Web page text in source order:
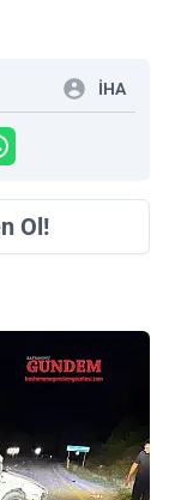
İHA
Ol!